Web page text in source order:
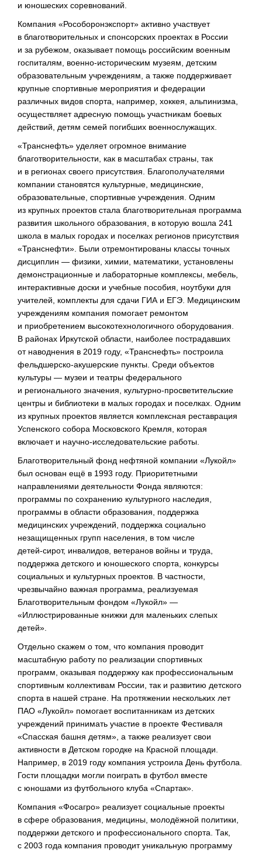
и юношеских соревнований.
Компания «Рособоронэкспорт» активно участвует
в благотворительных и спонсорских проектах в России
и за рубежом, оказывает помощь российским военным
госпиталям, военно-историческим музеям, детским
образовательным учреждениям, а также поддерживает
крупные спортивные мероприятия и федерации
различных видов спорта, например, хоккея, альпинизма,
осуществляет адресную помощь участникам боевых
действий, детям семей погибших военнослужащих.
«Транснефть» уделяет огромное внимание
благотворительности, как в масштабах страны, так
и в регионах своего присутствия. Благополучателями
компании становятся культурные, медицинские,
образовательные, спортивные учреждения. Одним
из крупных проектов стала благотворительная программа
развития школьного образования, в которую вошла 241
школа в малых городах и поселках регионов присутствия
«Транснефти». Были отремонтированы классы точных
дисциплин — физики, химии, математики, установлены
демонстрационные и лабораторные комплексы, мебель,
интерактивные доски и учебные пособия, ноутбуки для
учителей, комплекты для сдачи ГИА и ЕГЭ. Медицинским
учреждениям компания помогает ремонтом
и приобретением высокотехнологичного оборудования.
В районах Иркутской области, наиболее пострадавших
от наводнения в 2019 году, «Транснефть» построила
фельдшерско-акушерские пункты. Среди объектов
культуры — музеи и театры федерального
и регионального значения, культурно-просветительские
центры и библиотеки в малых городах и поселках. Одним
из крупных проектов является комплексная реставрация
Успенского собора Московского Кремля, которая
включает и научно-исследовательские работы.
Благотворительный фонд нефтяной компании «Лукойл»
был основан ещё в 1993 году. Приоритетными
направлениями деятельности Фонда являются:
программы по сохранению культурного наследия,
программы в области образования, поддержка
медицинских учреждений, поддержка социально
незащищенных групп населения, в том числе
детей-сирот, инвалидов, ветеранов войны и труда,
поддержка детского и юношеского спорта, конкурсы
социальных и культурных проектов. В частности,
чрезвычайно важная программа, реализуемая
Благотворительным фондом «Лукойл» —
«Иллюстрированные книжки для маленьких слепых
детей».
Отдельно скажем о том, что компания проводит
масштабную работу по реализации спортивных
программ, оказывая поддержку как профессиональным
спортивным коллективам России, так и развитию детского
спорта в нашей стране. На протяжении нескольких лет
ПАО «Лукойл» помогает воспитанникам из детских
учреждений принимать участие в проекте Фестиваля
«Спасская башня детям», а также реализует свои
активности в Детском городке на Красной площади.
Например, в 2019 году компания устроила День футбола.
Гости площадки могли поиграть в футбол вместе
с юношами из футбольного клуба «Спартак».
Компания «Фосагро» реализует социальные проекты
в сфере образования, медицины, молодёжной политики,
поддержки детского и профессионального спорта. Так,
с 2003 года компания проводит уникальную программу